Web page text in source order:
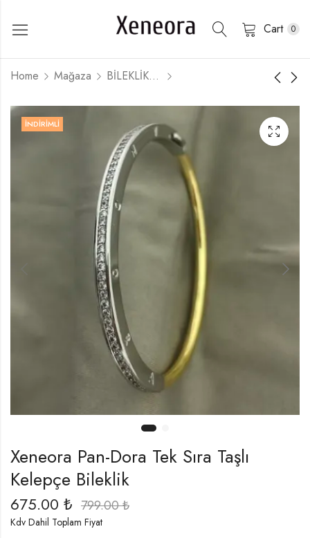
Cart 0
Home Mağaza BİLEKLİKLER
İNDIRIMLI
Xeneora Pan-Dora Tek Sıra Taşlı
Kelepçe Bileklik
675.00 ₺ 799.00₺
Kdv Dahil Toplam Fiyat